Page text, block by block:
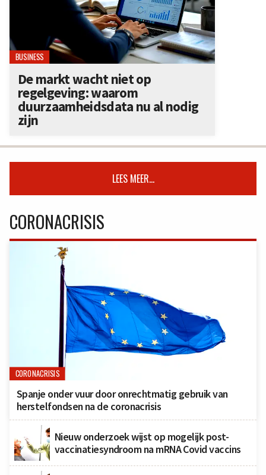
BUSINESS
De markt wacht niet op
regelgeving: waarom
duurzaamheidsdata nu al nodig
zijn
LEES MEER...
CORONACRISIS
CORONACRISIS
Spanje onder vuur door onrechtmatig gebruik van
herstelfondsen na de coronacrisis
Nieuw onderzoek wijst op mogelijk post-
vaccinatiesyndroom na mRNA Covid vaccins